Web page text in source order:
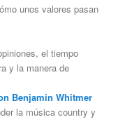
unos valores pasan
el tiempo
y la manera de
Benjamin Whitmer
la música country y